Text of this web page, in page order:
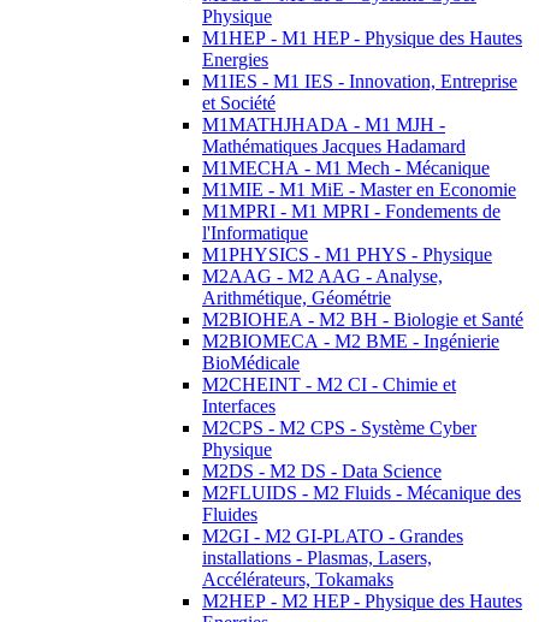
Physique
M1HEP - M1 HEP - Physique des Hautes
Energies
M1IES - M1 IES - Innovation, Entreprise
et Société
M1MATHJHADA - M1 MJH -
Mathématiques Jacques Hadamard
M1MECHA - M1 Mech - Mécanique
M1MIE - M1 MiE - Master en Economie
M1MPRI - M1 MPRI - Fondements de
l'Informatique
M1PHYSICS - M1 PHYS - Physique
M2AAG - M2 AAG - Analyse,
Arithmétique, Géométrie
M2BIOHEA - M2 BH - Biologie et Santé
M2BIOMECA - M2 BME - Ingénierie
BioMédicale
M2CHEINT - M2 CI - Chimie et
Interfaces
M2CPS - M2 CPS - Système Cyber
Physique
M2DS - M2 DS - Data Science
M2FLUIDS - M2 Fluids - Mécanique des
Fluides
M2GI - M2 GI-PLATO - Grandes
installations - Plasmas, Lasers,
Accélérateurs, Tokamaks
M2HEP - M2 HEP - Physique des Hautes